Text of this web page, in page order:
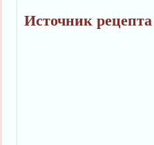
Источник